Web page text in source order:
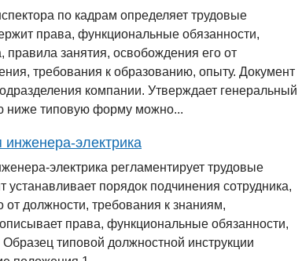
по кадрам определяет трудовые
права, функциональные обязанности,
правила занятия, освобождения его от
требования к образованию, опыту. Документ
компании. Утверждает генеральный
ниже типовую форму можно...
инженера-электрика
электрика регламентирует трудовые
порядок подчинения сотрудника,
от должности, требования к знаниям,
права, функциональные обязанности,
Образец типовой должностной инструкции